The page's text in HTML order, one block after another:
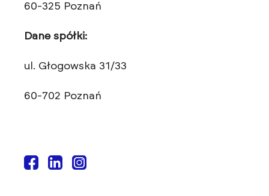
60-325 Poznań
Dane spółki:
ul. Głogowska 31/33
60-702 Poznań